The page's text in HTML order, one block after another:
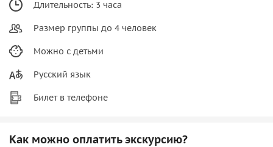
Длительность: 3 часа
Размер группы до 4 человек
Можно с детьми
Русский язык
Билет в телефоне
Как можно оплатить экскурсию?